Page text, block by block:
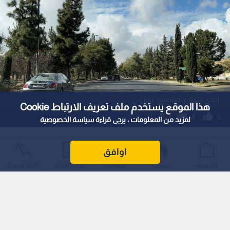
هذا الموقع يستخدم ملف تعريف الارتباط Cookie
لمزيد من المعلومات ، يرجى قراءةسياسة الخصوصية
اوافق
الأرصاد: طقس صيفي معتدل يومي الاثنين
والثلاثاء والحرارة تسجل 32 مئوية
عواجل المباشر أحدث الأخبار